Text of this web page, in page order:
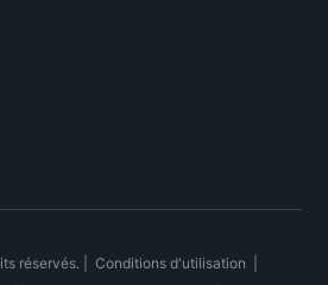
réservés. | Conditions d'utilisation